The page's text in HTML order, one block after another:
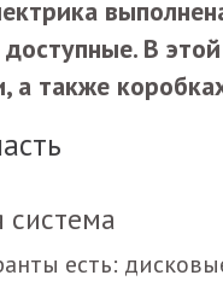
В
а также
система
есть: